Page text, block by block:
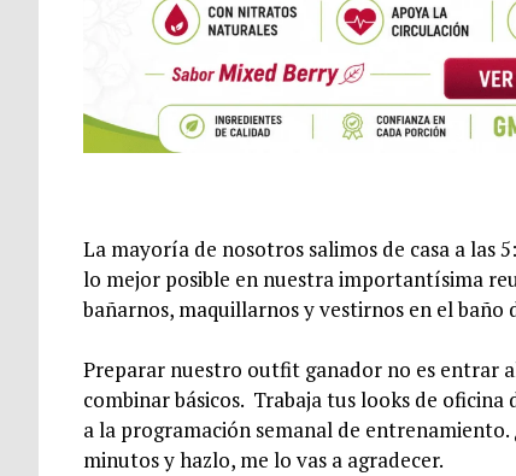
La mayoría de nosotros salimos de casa a las
lo mejor posible en nuestra importantísima
bañarnos, maquillarnos y vestirnos en el baño
Preparar nuestro outfit ganador no es entrar
combinar básicos. Trabaja tus looks de
a la programación semanal de
minutos y hazlo, me lo vas a agradecer.